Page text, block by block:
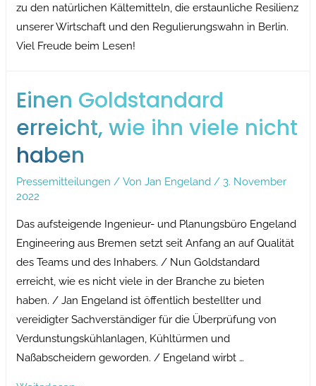
zu den natürlichen Kältemitteln, die erstaunliche Resilienz
unserer Wirtschaft und den Regulierungswahn in Berlin.
Viel Freude beim Lesen!
Einen Goldstandard
erreicht, wie ihn viele nicht
haben
Pressemitteilungen / VonJan Engeland / 3. November
2022
Das aufsteigende Ingenieur- und Planungsbüro Engeland
Engineering aus Bremen setzt seit Anfang an auf Qualität
des Teams und des Inhabers. / Nun Goldstandard
erreicht, wie es nicht viele in der Branche zu bieten
haben. / Jan Engeland ist öffentlich bestellter und
vereidigter Sachverständiger für die Überprüfung von
Verdunstungskühlanlagen, Kühltürmen und
Naßabscheidern geworden. / Engeland wirbt …